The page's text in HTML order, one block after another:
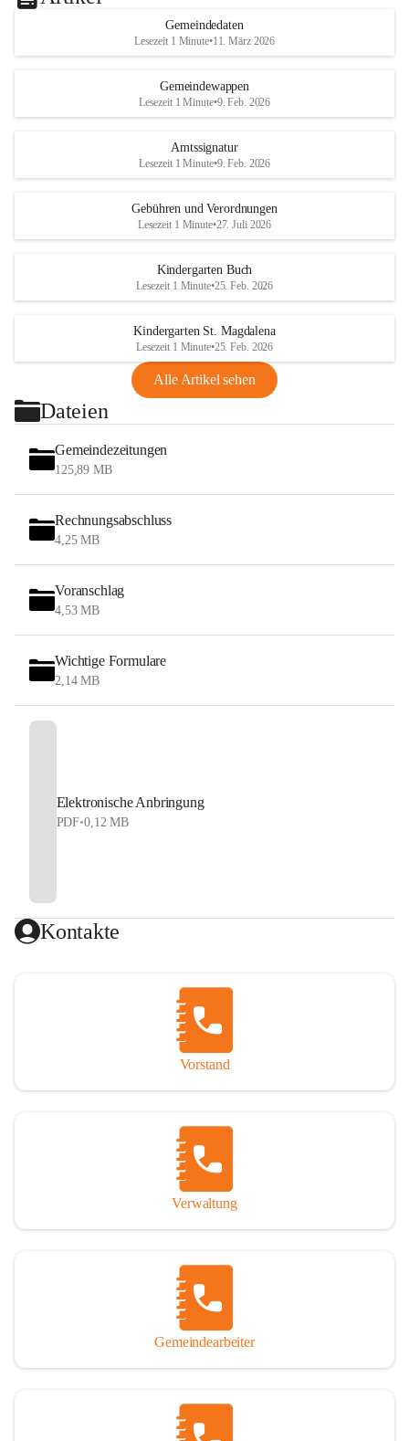
Gemeindedaten
Lesezeit 1 Minute•11. März 2026
Gemeindewappen
Lesezeit 1 Minute•9. Feb. 2026
Amtssignatur
Lesezeit 1 Minute•9. Feb. 2026
Gebühren und Verordnungen
Lesezeit 1 Minute•27. Juli 2026
Kindergarten Buch
Lesezeit 1 Minute•25. Feb. 2026
Kindergarten St. Magdalena
Lesezeit 1 Minute•25. Feb. 2026
Alle Artikel sehen
Dateien
Gemeindezeitungen
125,89 MB
Rechnungsabschluss
4,25 MB
Voranschlag
4,53 MB
Wichtige Formulare
2,14 MB
Elektronische Anbringung
PDF•0,12 MB
Kontakte
Vorstand
Verwaltung
Gemeindearbeiter